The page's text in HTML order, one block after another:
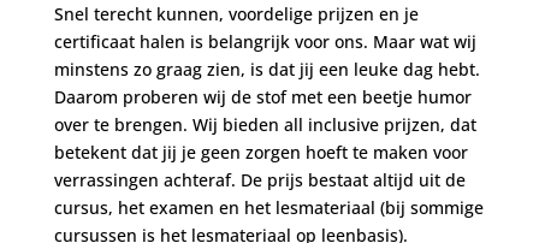
Snel terecht kunnen, voordelige prijzen en je
certificaat halen is belangrijk voor ons. Maar wat wij
minstens zo graag zien, is dat jij een leuke dag hebt.
Daarom proberen wij de stof met een beetje humor
over te brengen. Wij bieden all inclusive prijzen, dat
betekent dat jij je geen zorgen hoeft te maken voor
verrassingen achteraf. De prijs bestaat altijd uit de
cursus, het examen en het lesmateriaal (bij sommige
cursussen is het lesmateriaal op leenbasis).